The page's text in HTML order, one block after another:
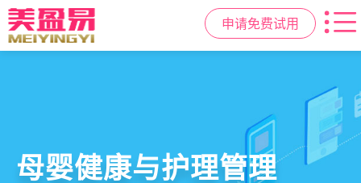
申请免费试用
智慧月子中心管理系统
母婴健康与护理管理
房态与预约管理
会员营销与智能锁客